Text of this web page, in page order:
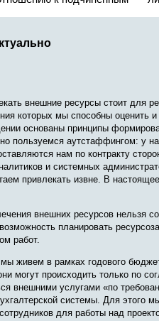
внешние ресурсы стоит для
которых мы способны оценить и
основаны принципы
пользуемся аутстаффингом: у
нам по контракту
и системных
привлекать извне. В
внешних ресурсов нельзя
планировать
работ.
живем в рамках годового
могут происходить только по
внешними услугами «по
системы. Для
для работы над